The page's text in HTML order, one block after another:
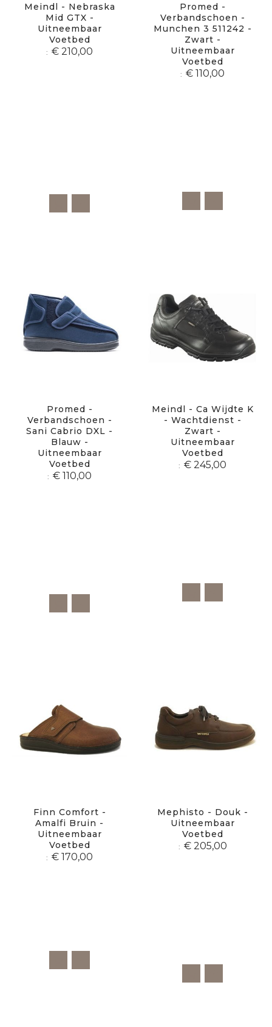
Meindl - Nebraska
Mid GTX -
Uitneembaar
Voetbed
€ 210,00
Promed -
Verbandschoen -
Munchen 3 511242 -
Zwart -
Uitneembaar
Voetbed
€ 110,00
Promed -
Verbandschoen -
Sani Cabrio DXL -
Blauw -
Uitneembaar
Voetbed
€ 110,00
Meindl - Ca Wijdte K
- Wachtdienst -
Zwart -
Uitneembaar
Voetbed
€ 245,00
Finn Comfort -
Amalfi Bruin -
Uitneembaar
Voetbed
€ 170,00
Mephisto - Douk -
Uitneembaar
Voetbed
€ 205,00